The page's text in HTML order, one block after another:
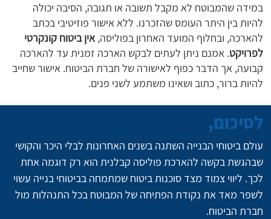
במידה שהמבוטח לא מקבל תשובה או תגובה, הסיבה יכולה
להיות בין היתר העומס שהזכרנו. ללא אישור פוזיטיבי בכתב
להארכה, ובחלוף המועד האחרון בפוליסה,אין ביטוח קונקרטי
לפרויקט. אמנם ניתן לעתים לבקש הארכה זמנית עד להארכה
קבועה, אך הדבר כפוף לאישורה של חברת הביטוח. אישור שחייב
להיות ברור, כתוב ושאינו משתמע לשני פנים.
לסיכום,
עולם ביטוחי הבנייה השתנה בשנים האחרונות לבלי היכר והקושי
שבהגשת בקשה להארכת פוליסה קבלנית הוא רק דוגמה אחת
לכך. ליווי צמוד מצד סוכנות ביטוח שמתמחה בביטוחי בנייה עשוי
לשפר מאד את נקודת הפתיחה של המבוטח בכל התנהלות מול
חברת הביטוח.